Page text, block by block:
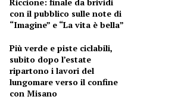
con il pubblico sulle note di
“Imagine” e “La vita è bella”
Più verde e piste ciclabili,
subito dopo l’estate
ripartono i lavori del
lungomare verso il confine
con Misano